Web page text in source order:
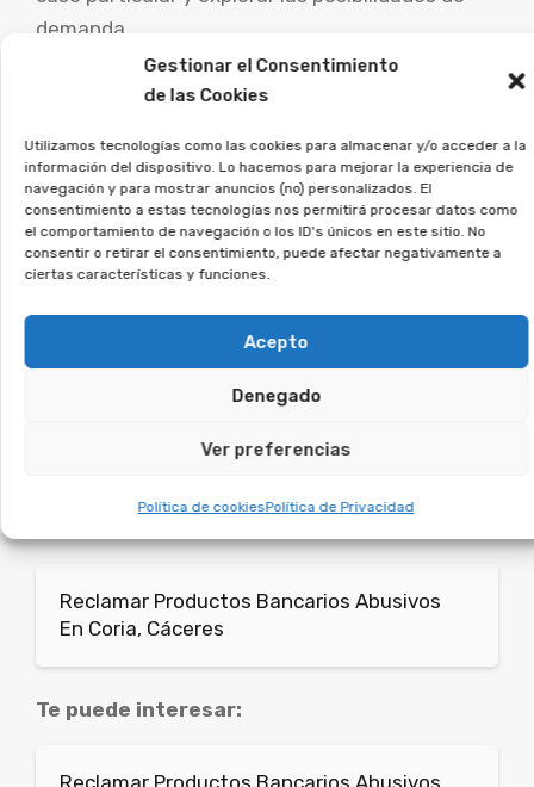
Gestionar el Consentimiento
de las Cookies
Utilizamos tecnologías como las cookies para almacenar y/o acceder a la
información del dispositivo. Lo hacemos para mejorar la experiencia de
navegación y para mostrar anuncios (no) personalizados. El
consentimiento a estas tecnologías nos permitirá procesar datos como
el comportamiento de navegación o los ID's únicos en este sitio. No
consentir o retirar el consentimiento, puede afectar negativamente a
ciertas características y funciones.
Acepto
Denegado
Ver preferencias
Política de cookiesPolítica de Privacidad
demanda.
Desde la Asociación Afeban
firmaron este tipo de contratos
a ejercer sus derechos.
Si crees que puedes estar afectado, deja tus
datos, y analizaremos tu caso.
En Villafranca de los Barros, Badajoz
Reclamar Productos Bancarios Abusivos
En Coria, Cáceres
Te puede interesar:
Reclamar Productos Bancarios Abusivos